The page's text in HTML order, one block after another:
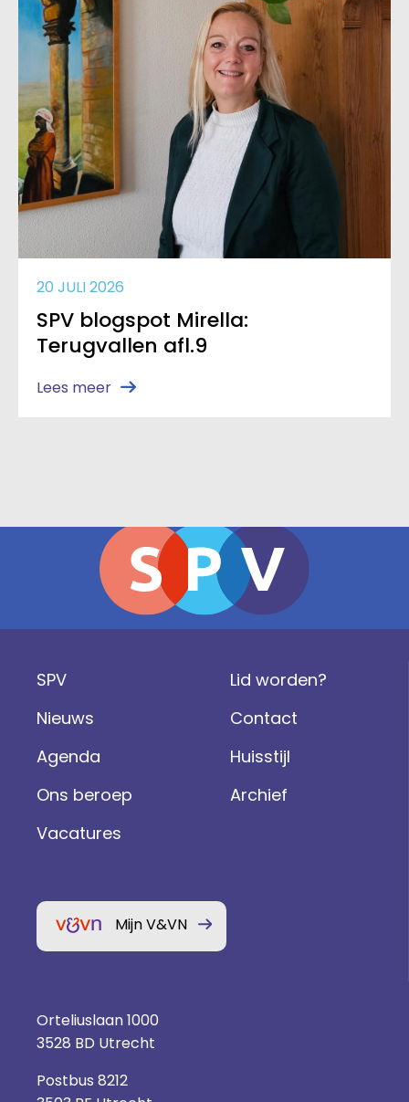
20 JULI 2026
SPV blogspot Mirella:
Terugvallen afl.9
Lees meer
SPV
Nieuws
Agenda
Ons beroep
Vacatures
Lid worden?
Contact
Huisstijl
Archief
Mijn V&VN
Orteliuslaan 1000
3528 BD Utrecht
Postbus 8212